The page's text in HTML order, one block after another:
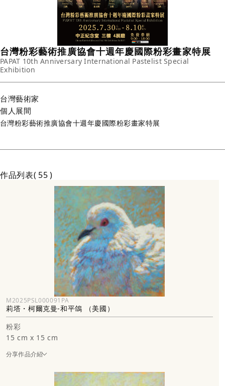
台灣粉彩藝術推廣協會十週年慶國際粉彩畫家特展
PAPAT 10th Anniversary International Pastelist Special
Exhibition
台灣藝術家
個人展間
台灣粉彩藝術推廣協會十週年慶國際粉彩畫家特展
作品列表 55
M2025PSL000091PA
莉塔・柯爾克曼-和平鴿 （美國）
粉彩
15 cm x 15 cm
分享作品介紹